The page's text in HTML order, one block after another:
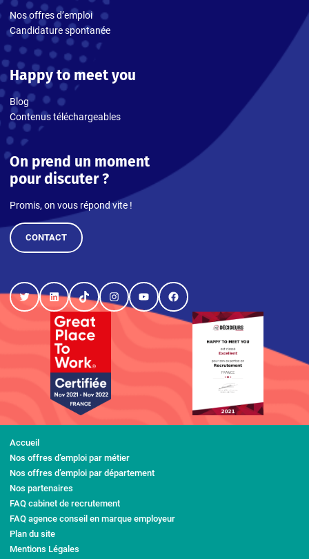
Nos offres d’emploi
Candidature spontanée
Happy to meet you
Blog
Contenus téléchargeables
On prend un moment
pour discuter ?
Promis, on vous répond vite !
CONTACT
TwitterLinkedInTikTokInstagram
YouTubeFacebook
Accueil
Nos offres d’emploi par métier
Nos offres d’emploi par département
Nos partenaires
FAQ cabinet de recrutement
FAQ agence conseil en marque employeur
Plan du site
Mentions Légales